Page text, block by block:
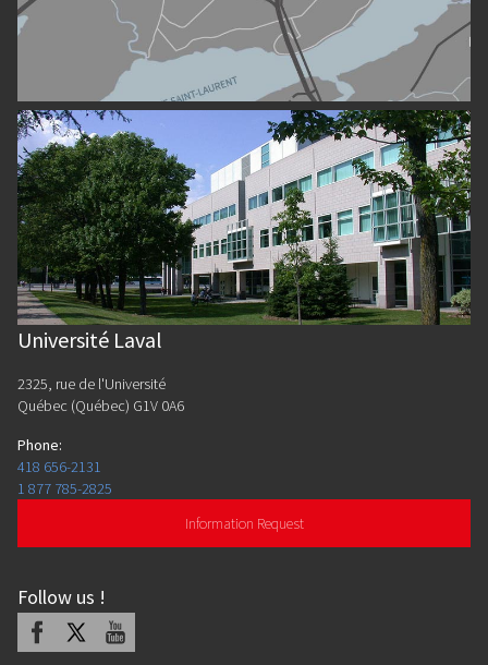
Université Laval
2325, rue de l'Université
Québec (Québec) G1V 0A6
Phone:
418 656-2131
1 877 785-2825
Information Request
Follow us !
Facebook Youtube